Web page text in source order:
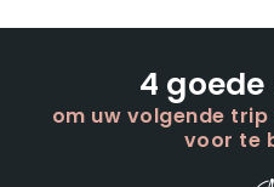
4
om uw volgende trip
voor te